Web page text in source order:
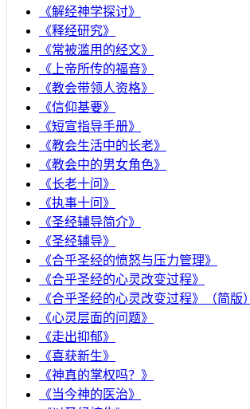
《解经神学探讨》
《释经研究》
《常被滥用的经文》
《上帝所传的福音》
《教会带领人资格》
《信仰基要》
《短宣指导手册》
《教会生活中的长老》
《教会中的男女角色》
《长老十问》
《执事十问》
《圣经辅导简介》
《圣经辅导》
​《合乎圣经的愤怒与压力管理》
《合乎圣经的心灵改变过程》
《合乎圣经的心灵改变过程》（简版）
《心灵层面的问题》
《走出抑郁》
《喜获新生》
《神真的掌权吗？》
《当今神的医治》